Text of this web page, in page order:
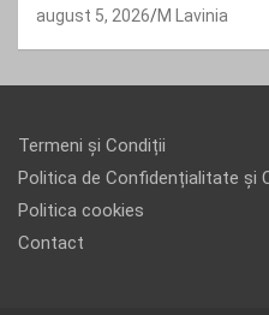
august 5, 2026 M Lavinia
Termeni și Condiții
Politica de Confidențialitate și
Politica cookies
Contact